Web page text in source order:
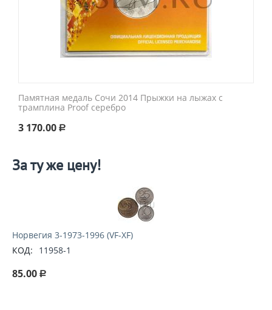
Памятная медаль Сочи 2014 Прыжки на лыжах с
трамплина Proof серебро
3 170.00 Р
За ту же цену!
Норвегия 3-1973-1996 (VF-XF)
КОД:
11958-1
85.00 Р